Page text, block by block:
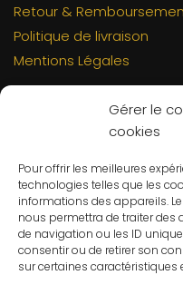
Gérer le
cookies
Pour offrir les meilleures
technologies telles que les
informations des appareils.
nous permettra de traiter
de navigation ou les ID
consentir ou de retirer son
sur certaines caractéristiques
Retour &
Politique de livraison
Mentions Légales
Contact
C.G.V
Suivre ma commande
CONTACT